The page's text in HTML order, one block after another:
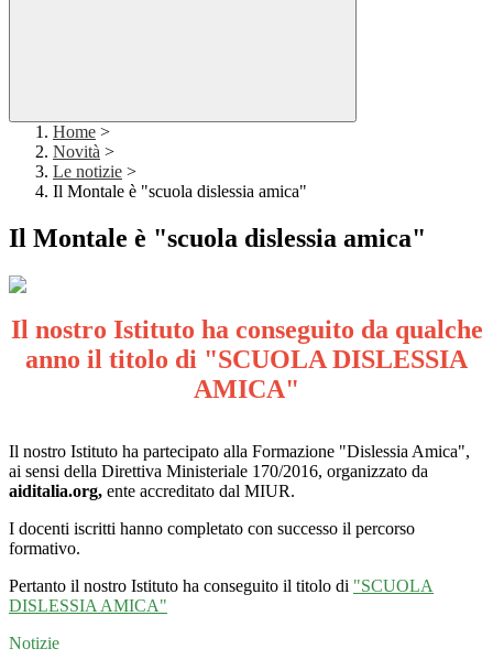
Home >
Novità >
Le notizie >
Il Montale è "scuola dislessia amica"
Il Montale è "scuola dislessia amica"
Il nostro Istituto ha conseguito da qualche
anno il titolo di "SCUOLA DISLESSIA
AMICA"
Il nostro Istituto ha partecipato alla Formazione "Dislessia Amica",
ai sensi della Direttiva Ministeriale 170/2016, organizzato da
aiditalia.org, ente accreditato dal MIUR.
I docenti iscritti hanno completato con successo il percorso
formativo.
Pertanto il nostro Istituto ha conseguito il titolo di "SCUOLA
DISLESSIA AMICA"
Notizie